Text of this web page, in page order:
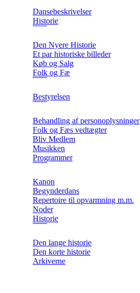
Dansebeskrivelser
Historie
Den Nyere Historie
Et par historiske billeder
Køb og Salg
Folk og Fæ
Bestyrelsen
Behandling af personoplysninger
Folk og Fæs vedtægter
Bliv Medlem
Musikken
Programmer
Kanon
Begynderdans
Repertoire til opvarmning m.m.
Noder
Historie
Den lange historie
Den korte historie
Arkiverne